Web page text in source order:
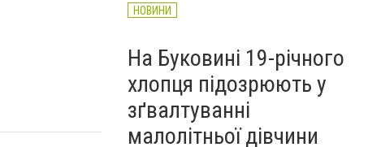
НОВИНИ
На Буковині 19-річного
хлопця підозрюють у
зґвалтуванні
малолітньої дівчини